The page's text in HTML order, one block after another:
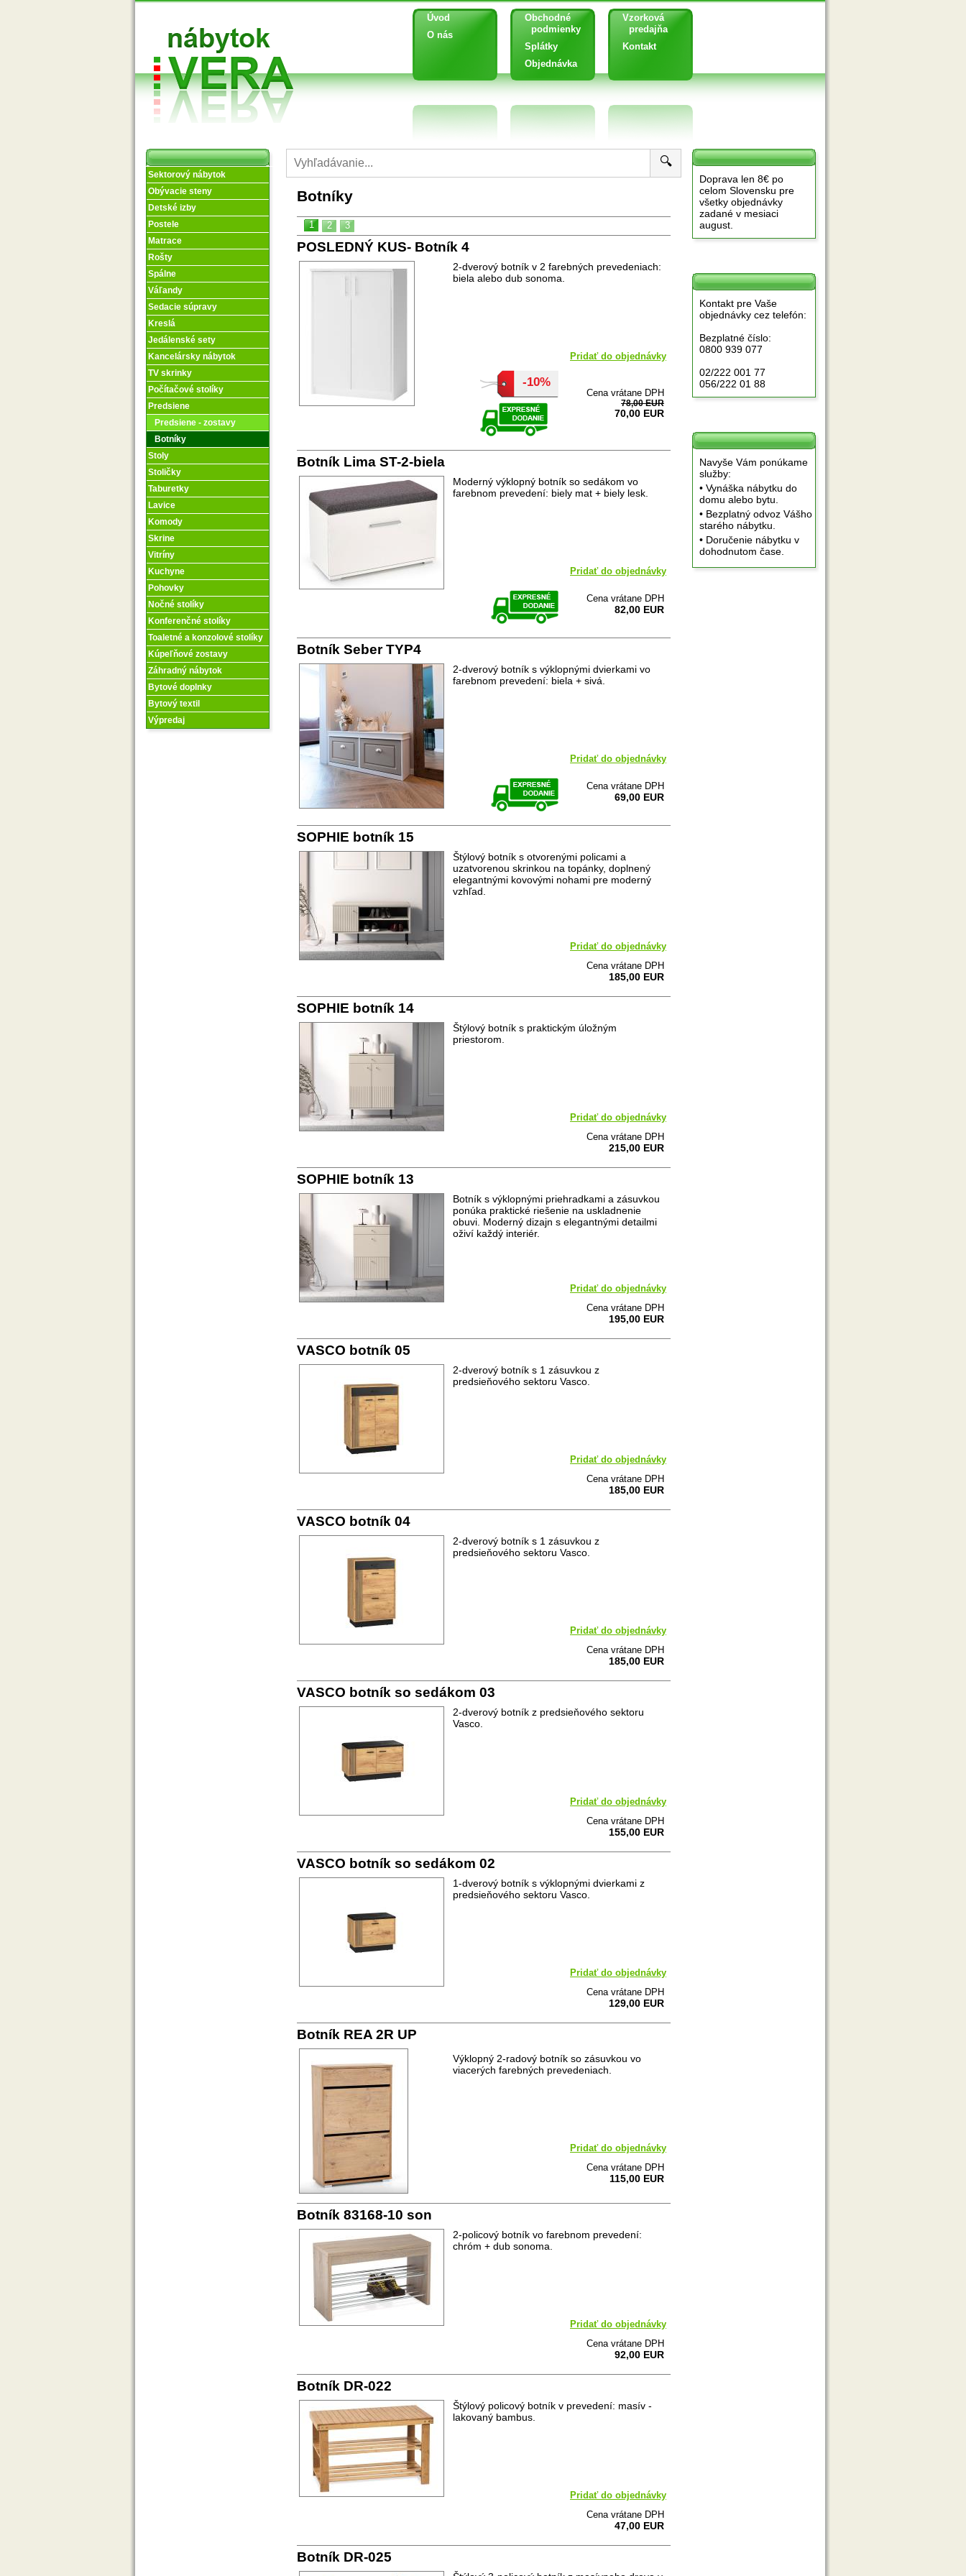
Úvod
O nás
Obchodné
podmienky
Splátky
Objednávka
Vzorková
predajňa
Kontakt
Sektorový nábytok
Obývacie steny
Detské izby
Postele
Matrace
Rošty
Spálne
Váľandy
Sedacie súpravy
Kreslá
Jedálenské sety
Kancelársky nábytok
TV skrinky
Počítačové stolíky
Predsiene
Predsiene - zostavy
Botníky
Stoly
Stoličky
Taburetky
Lavice
Komody
Skrine
Vitríny
Kuchyne
Pohovky
Nočné stolíky
Konferenčné stolíky
Toaletné a konzolové stolíky
Kúpeľňové zostavy
Záhradný nábytok
Bytové doplnky
Bytový textil
Výpredaj
🔍
Botníky
1 2 3
POSLEDNÝ KUS- Botník 4
2-dverový botník v 2 farebných prevedeniach:
biela alebo dub sonoma.
Pridať do objednávky
-10%
Cena vrátane DPH
78,00 EUR
70,00 EUR
Botník Lima ST-2-biela
Moderný výklopný botník so sedákom vo
farebnom prevedení: biely mat + biely lesk.
Pridať do objednávky
Cena vrátane DPH
82,00 EUR
Botník Seber TYP4
2-dverový botník s výklopnými dvierkami vo
farebnom prevedení: biela + sivá.
Pridať do objednávky
Cena vrátane DPH
69,00 EUR
SOPHIE botník 15
Štýlový botník s otvorenými policami a
uzatvorenou skrinkou na topánky, doplnený
elegantnými kovovými nohami pre moderný
vzhľad.
Pridať do objednávky
Cena vrátane DPH
185,00 EUR
SOPHIE botník 14
Štýlový botník s praktickým úložným
priestorom.
Pridať do objednávky
Cena vrátane DPH
215,00 EUR
SOPHIE botník 13
Botník s výklopnými priehradkami a zásuvkou
ponúka praktické riešenie na uskladnenie
obuvi. Moderný dizajn s elegantnými detailmi
oživí každý interiér.
Pridať do objednávky
Cena vrátane DPH
195,00 EUR
VASCO botník 05
2-dverový botník s 1 zásuvkou z
predsieňového sektoru Vasco.
Pridať do objednávky
Cena vrátane DPH
185,00 EUR
VASCO botník 04
2-dverový botník s 1 zásuvkou z
predsieňového sektoru Vasco.
Pridať do objednávky
Cena vrátane DPH
185,00 EUR
VASCO botník so sedákom 03
2-dverový botník z predsieňového sektoru
Vasco.
Pridať do objednávky
Cena vrátane DPH
155,00 EUR
VASCO botník so sedákom 02
1-dverový botník s výklopnými dvierkami z
predsieňového sektoru Vasco.
Pridať do objednávky
Cena vrátane DPH
129,00 EUR
Botník REA 2R UP
Výklopný 2-radový botník so zásuvkou vo
viacerých farebných prevedeniach.
Pridať do objednávky
Cena vrátane DPH
115,00 EUR
Botník 83168-10 son
2-policový botník vo farebnom prevedení:
chróm + dub sonoma.
Pridať do objednávky
Cena vrátane DPH
92,00 EUR
Botník DR-022
Štýlový policový botník v prevedení: masív -
lakovaný bambus.
Pridať do objednávky
Cena vrátane DPH
47,00 EUR
Botník DR-025
Doprava len 8€ po
celom Slovensku pre
všetky objednávky
zadané v mesiaci
august.
Kontakt pre Vaše
objednávky cez telefón:
Bezplatné číslo:
0800 939 077
02/222 001 77
056/222 01 88
Navyše Vám ponúkame
služby:
• Vynáška nábytku do
domu alebo bytu.
• Bezplatný odvoz Vášho
starého nábytku.
• Doručenie nábytku v
dohodnutom čase.